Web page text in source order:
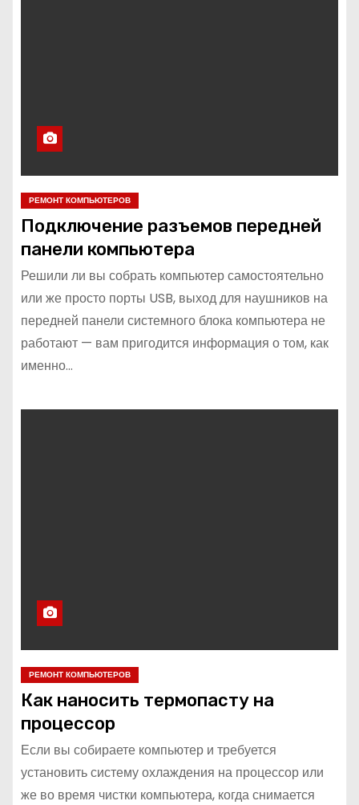
РЕМОНТ КОМПЬЮТЕРОВ
Подключение разъемов передней
панели компьютера
Решили ли вы собрать компьютер самостоятельно
или же просто порты USB, выход для наушников на
передней панели системного блока компьютера не
работают — вам пригодится информация о том, как
именно…
РЕМОНТ КОМПЬЮТЕРОВ
Как наносить термопасту на
процессор
Если вы собираете компьютер и требуется
установить систему охлаждения на процессор или
же во время чистки компьютера, когда снимается